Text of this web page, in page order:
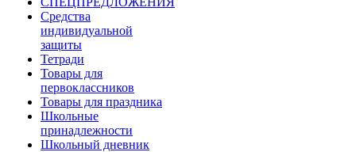
Средства
индивидуальной
защиты
Тетради
Товары для
первоклассников
Товары для праздника
Школьные
принадлежности
Школьный дневник